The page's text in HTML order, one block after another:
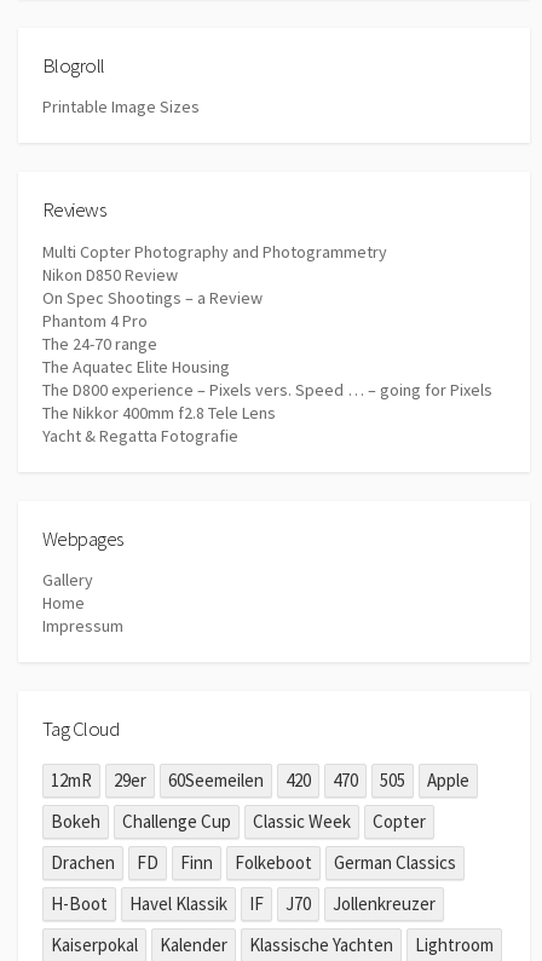
Blogroll
Printable Image Sizes
Reviews
Multi Copter Photography and Photogrammetry
Nikon D850 Review
On Spec Shootings – a Review
Phantom 4 Pro
The 24-70 range
The Aquatec Elite Housing
The D800 experience – Pixels vers. Speed … – going for Pixels
The Nikkor 400mm f2.8 Tele Lens
Yacht & Regatta Fotografie
Webpages
Gallery
Home
Impressum
Tag Cloud
12mR 29er 60Seemeilen 420 470 505
Apple
Bokeh
Challenge Cup Classic Week
Copter
Drachen
FD Finn Folkeboot
German Classics
H-Boot
Havel Klassik IF J70
Jollenkreuzer
Kaiserpokal
Kalender Klassische Yachten
Lightroom